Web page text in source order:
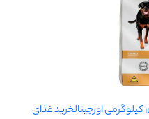
غذای سگ مونلو مدل تردیشنال 15 کیلوگرمی اورجینالخرید غذای